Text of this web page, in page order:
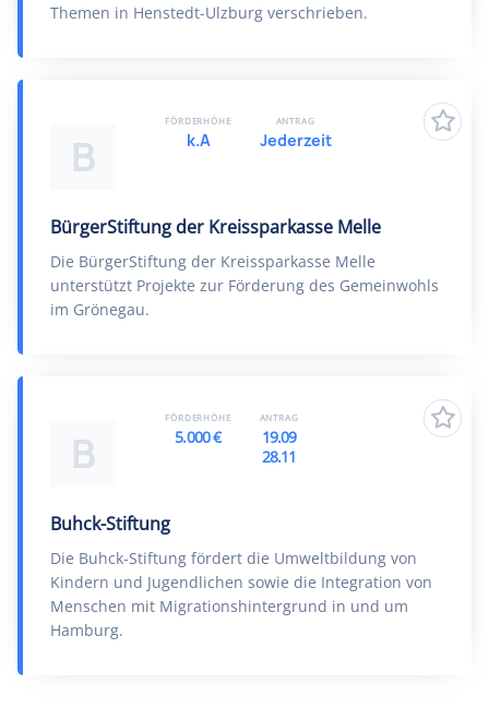
Themen in Henstedt-Ulzburg verschrieben.
B
BürgerStiftung der Kreissparkasse Melle
Die BürgerStiftung der Kreissparkasse Melle
unterstützt Projekte zur Förderung des Gemeinwohls
im Grönegau.
FÖRDERHÖHE
k.A
ANTRAG
Jederzeit
B
Buhck-Stiftung
Die Buhck-Stiftung fördert die Umweltbildung von
Kindern und Jugendlichen sowie die Integration von
Menschen mit Migrationshintergrund in und um
Hamburg.
FÖRDERHÖHE
5.000 €
ANTRAG
19.09
28.11